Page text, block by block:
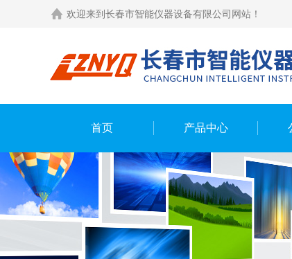
欢迎来到长春市智能仪器设备有限公司网站！
首页 产品中心